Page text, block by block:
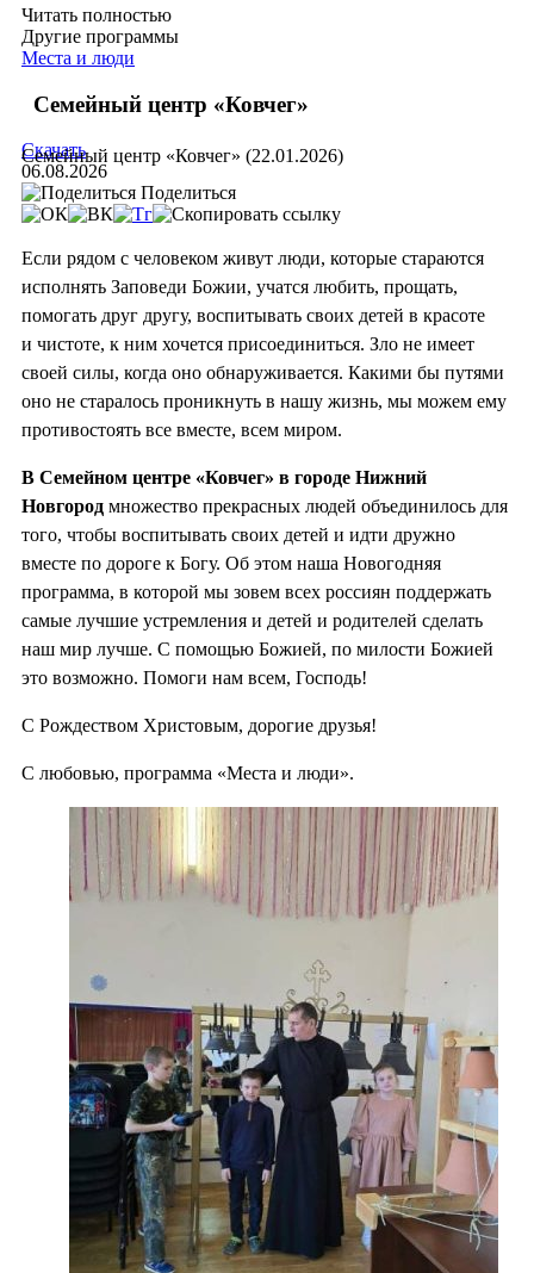
Читать полностью
Другие программы
Места и люди
Семейный центр «Ковчег»
Семейный центр «Ковчег» (22.01.2026)
Скачать
06.08.2026
Поделиться
Если рядом с человеком живут люди, которые стараются
исполнять Заповеди Божии, учатся любить, прощать,
помогать друг другу, воспитывать своих детей в красоте
и чистоте, к ним хочется присоединиться. Зло не имеет
своей силы, когда оно обнаруживается. Какими бы путями
оно не старалось проникнуть в нашу жизнь, мы можем ему
противостоять все вместе, всем миром.
В Семейном центре «Ковчег» в городе Нижний
Новгород множество прекрасных людей объединилось для
того, чтобы воспитывать своих детей и идти дружно
вместе по дороге к Богу. Об этом наша Новогодняя
программа, в которой мы зовем всех россиян поддержать
самые лучшие устремления и детей и родителей сделать
наш мир лучше. С помощью Божией, по милости Божией
это возможно. Помоги нам всем, Господь!
С Рождеством Христовым, дорогие друзья!
С любовью, программа «Места и люди».